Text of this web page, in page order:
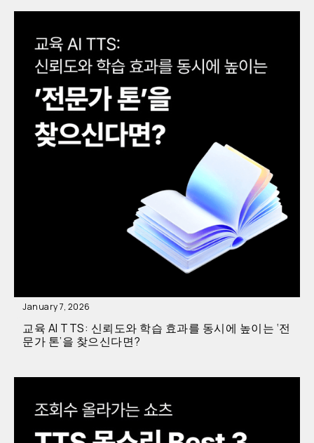
January 7, 2026
교육 AI TTS: 신뢰도와 학습 효과를 동시에 높이는 ‘전
문가 톤’을 찾으신다면?